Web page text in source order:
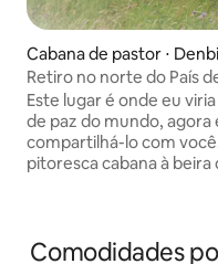
Cabana de pastor ⋅
shire
Retiro no norte do País
de pastor, Ty Ucha'r Llyn
Este lugar é onde eu
de paz do mundo, agora
compartilhá-lo com
pitoresca cabana à beira
montanhas gigantes de
Comodidades